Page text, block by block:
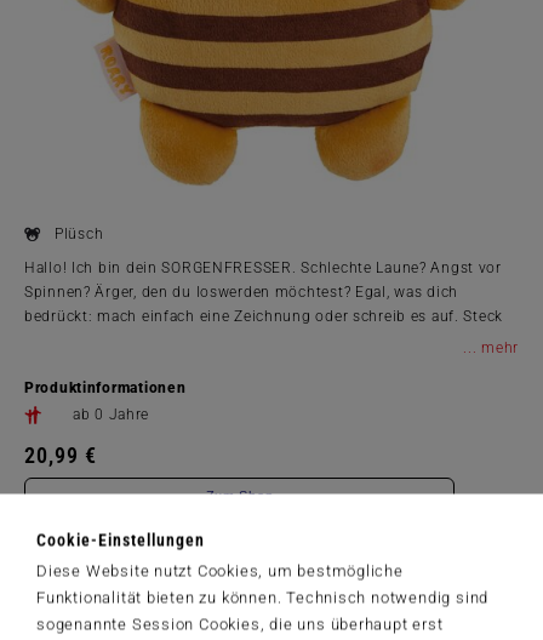
Cookie-Einstellungen
Diese Website nutzt Cookies, um bestmögliche
Funktionalität bieten zu können. Technisch notwendig sind
sogenannte Session Cookies, die uns überhaupt erst
Plüsch
Hallo! Ich bin dein SORGENFRESSER. Schlechte Laune? Angst vor
Spinnen? Ärger, den du loswerden möchtest? Egal, was dich
bedrückt: mach einfach eine Zeichnung oder schreib es auf. Steck
...
Produktinformationen
ab 0 Jahre
20,99 €
Zum Shop
Artikelnummer: 42542
© Helle Freude GmbH & Co. KG